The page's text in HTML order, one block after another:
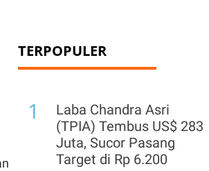
TERPOPULER
1
Laba Chandra Asri
(TPIA) Tembus US$ 283
Juta, Sucor Pasang
Target di Rp 6.200